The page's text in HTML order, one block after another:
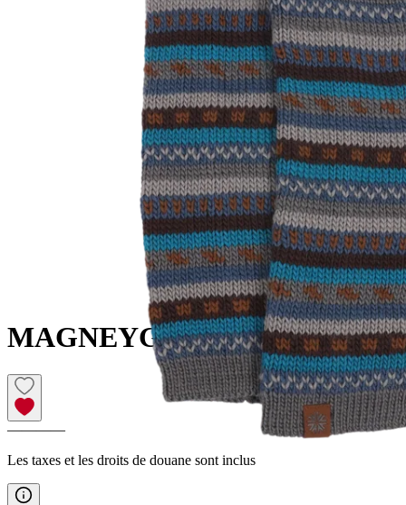
MAGNEYGuêtres en laine
————
Les taxes et les droits de douane sont inclus